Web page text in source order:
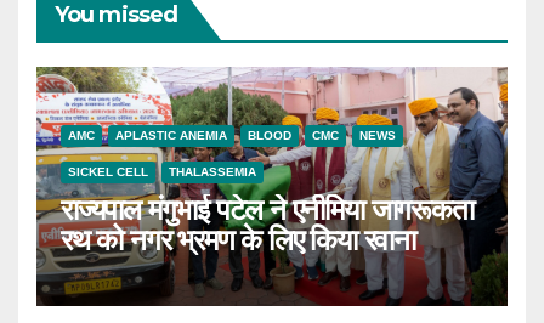
You missed
AMC APLASTIC ANEMIA BLOOD CMC NEWS
SICKEL CELL THALASSEMIA
राज्यपाल मंगुभाई पटेल ने एनीमिया जागरूकता
रथ को नगर भ्रमण के लिए किया रवाना